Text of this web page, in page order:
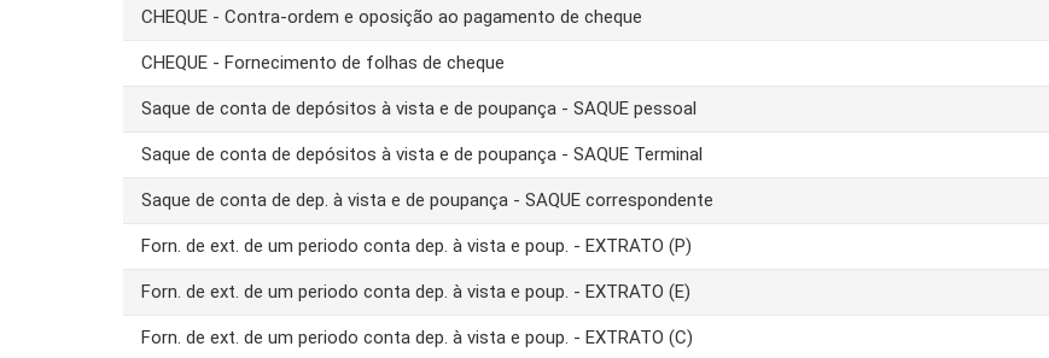
CHEQUE - Contra-ordem e oposição ao pagamento de cheque
CHEQUE - Fornecimento de folhas de cheque
Saque de conta de depósitos à vista e de poupança - SAQUE pessoal
Saque de conta de depósitos à vista e de poupança - SAQUE Terminal
Saque de conta de dep. à vista e de poupança - SAQUE correspondente
Forn. de ext. de um periodo conta dep. à vista e poup. - EXTRATO (P)
Forn. de ext. de um periodo conta dep. à vista e poup. - EXTRATO (E)
Forn. de ext. de um periodo conta dep. à vista e poup. - EXTRATO (C)